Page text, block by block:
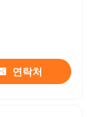
연락처